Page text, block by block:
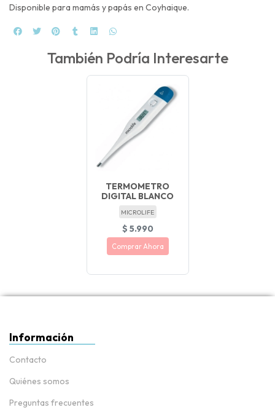
Disponible para mamás y papás en Coyhaique.
También Podría Interesarte
TERMOMETRO
DIGITAL BLANCO
MICROLIFE
$ 5.990
Comprar Ahora
Información
Contacto
Quiénes somos
Preguntas frecuentes